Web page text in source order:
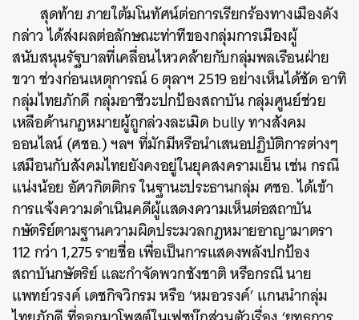
สุดท้าย ภายใต้มโนทัศน์ต่อการเรียกร้องทางเมืองดัง
กล่าว ได้ส่งผลต่อลักษณะท่าทีของกลุ่มการเมืองผู้
สนับสนุนรัฐบาลที่เคลื่อนไหวคล้ายกับกลุ่มพลเรือนฝ่าย
ขวา ช่วงก่อนเหตุการณ์ 6 ตุลาฯ 2519 อย่างเห็นได้ชัด อาทิ
กลุ่มไทยภักดี กลุ่มอาชีวะปกป้องสถาบัน กลุ่มศูนย์ช่วย
เหลือด้านกฎหมายผู้ถูกล่วงละเมิด bully ทางสังคม
ออนไลน์ (ศชอ.) ฯลฯ ที่มักมีหรือนำเสนอปฏิบัติการต่างๆ
เสมือนกับสังคมไทยยังคงอยู่ในยุคสงครามเย็น เช่น กรณี
แน่งน้อย อัศวกิตติกร ในฐานะประธานกลุ่ม ศชอ. ได้เข้า
การแจ้งความดำเนินคดีผู้แสดงความเห็นต่อสถาบัน
กษัตริย์ตามฐานความผิดประมวลกฎหมายอาญามาตรา
112 กว่า 1,275 รายชื่อ เพื่อเป็นการแสดงพลังปกป้อง
สถาบันกษัตริย์ และกำจัดพวกชังชาติ หรือกรณี นาย
แพทย์วรงค์ เดชกิจวิกรม หรือ ‘หมอวรงค์’ แกนนำกลุ่ม